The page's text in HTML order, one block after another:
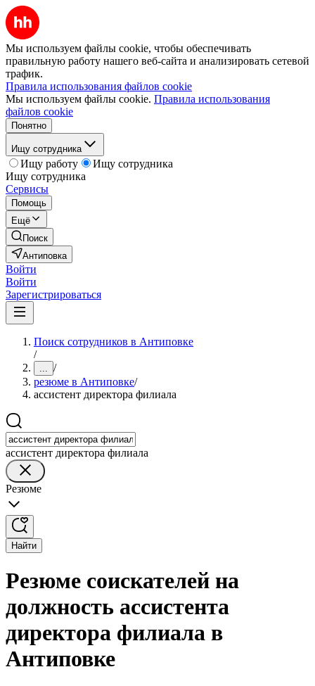
Мы используем файлы cookie, чтобы обеспечивать
правильную работу нашего веб-сайта и анализировать сетевой
трафик.
Правила использования файлов cookie
Мы используем файлы cookie. Правила использования
файлов cookie
Понятно
Ищу сотрудника
Ищу работу
Ищу сотрудника
Ищу сотрудника
Сервисы
Помощь
Ещё
Поиск
Антиповка
Войти
Войти
Зарегистрироваться
Поиск сотрудников в Антиповке
/
... /
резюме в Антиповке/
ассистент директора филиала
ассистент директора филиала
Резюме
Найти
Резюме соискателей на
должность ассистента
директора филиала в
Антиповке